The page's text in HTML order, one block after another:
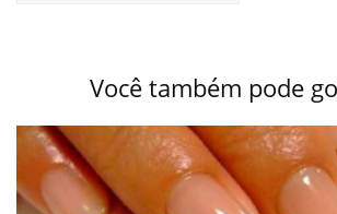
Você também pode